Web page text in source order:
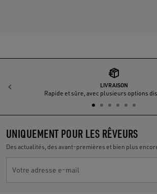
LIVRAISON
Rapide et sûre, avec plusieurs options
Précédent
UNIQUEMENT POUR LES RÊVEURS
Des actualités, des avant-premières et bien plus
Votre adresse e-mail